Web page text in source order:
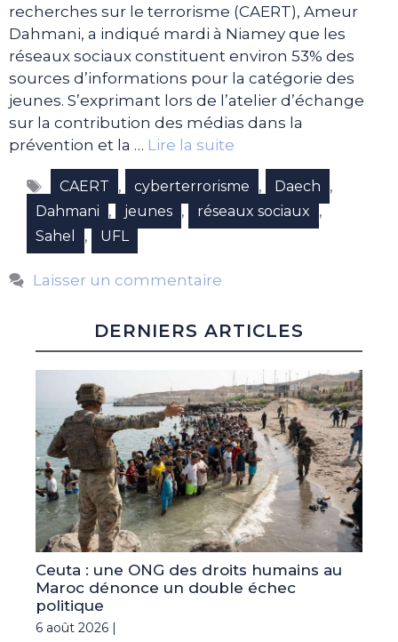
recherches sur le terrorisme (CAERT), Ameur
Dahmani, a indiqué mardi à Niamey que les
réseaux sociaux constituent environ 53% des
sources d’informations pour la catégorie des
jeunes. S’exprimant lors de l’atelier d’échange
sur la contribution des médias dans la
prévention et la … Lire la suite
Étiquettes
CAERT , cyberterrorisme , Daech ,
Dahmani , jeunes , réseaux sociaux ,
Sahel , UFL
Laisser un commentaire
DERNIERS ARTICLES
Ceuta : une ONG des droits humains au
Maroc dénonce un double échec
politique
6 août 2026 |